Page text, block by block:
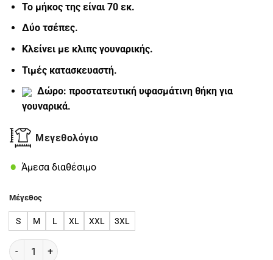
Το μήκος της είναι 70 εκ.
Δύο τσέπες.
Κλείνει με κλιπς γουναρικής.
Τιμές κατασκευαστή.
Δώρο: προστατευτική υφασμάτινη θήκη για
γουναρικά.
Μεγεθολόγιο
Άμεσα διαθέσιμο
Μέγεθος
S M L XL XXL 3XL
Ζακέτα Αλεπού PG Grey ποσότητα